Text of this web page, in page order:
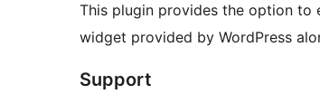
This plugin provides the option to
widget provided by WordPress
Support